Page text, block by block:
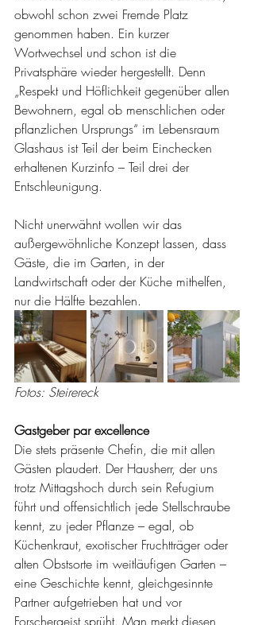
obwohl schon zwei Fremde Platz
genommen haben. Ein kurzer
Wortwechsel und schon ist die
Privatsphäre wieder hergestellt. Denn
„Respekt und Höflichkeit gegenüber allen
Bewohnern, egal ob menschlichen oder
pflanzlichen Ursprungs“ im Lebensraum
Glashaus ist Teil der beim Einchecken
erhaltenen Kurzinfo – Teil drei der
Entschleunigung.
Nicht unerwähnt wollen wir das
außergewöhnliche Konzept lassen, dass
Gäste, die im Garten, in der
Landwirtschaft oder der Küche mithelfen,
nur die Hälfte bezahlen.
Fotos: Steirereck
Gastgeber par excellence
Die stets präsente Chefin, die mit allen
Gästen plaudert. Der Hausherr, der uns
trotz Mittagshoch durch sein Refugium
führt und offensichtlich jede Stellschraube
kennt, zu jeder Pflanze – egal, ob
Küchenkraut, exotischer Fruchtträger oder
alten Obstsorte im weitläufigen Garten –
eine Geschichte kennt, gleichgesinnte
Partner aufgetrieben hat und vor
Forschergeist sprüht. Man merkt diesen